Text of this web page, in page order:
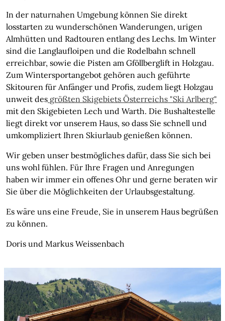
In der naturnahen Umgebung können Sie direkt
losstarten zu wunderschönen Wanderungen, urigen
Almhütten und Radtouren entlang des Lechs. Im Winter
sind die Langlaufloipen und die Rodelbahn schnell
erreichbar, sowie die Pisten am Gföllberglift in Holzgau.
Zum Wintersportangebot gehören auch geführte
Skitouren für Anfänger und Profis, zudem liegt Holzgau
unweit des größten Skigebiets Österreichs "Ski Arlberg"
mit den Skigebieten Lech und Warth. Die Bushaltestelle
liegt direkt vor unserem Haus, so dass Sie schnell und
umkompliziert Ihren Skiurlaub genießen können.
Wir geben unser bestmögliches dafür, dass Sie sich bei
uns wohl fühlen. Für Ihre Fragen und Anregungen
haben wir immer ein offenes Ohr und gerne beraten wir
Sie über die Möglichkeiten der Urlaubsgestaltung.
Es wäre uns eine Freude, Sie in unserem Haus begrüßen
zu können.
Doris und Markus Weissenbach